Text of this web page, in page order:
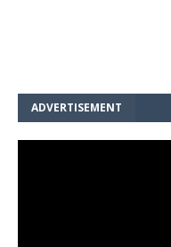
ADVERTISEMENT